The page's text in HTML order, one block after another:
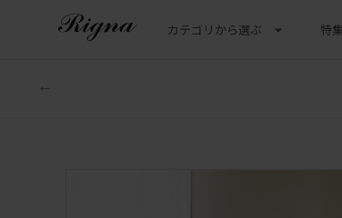
カテゴリから選ぶ 特集